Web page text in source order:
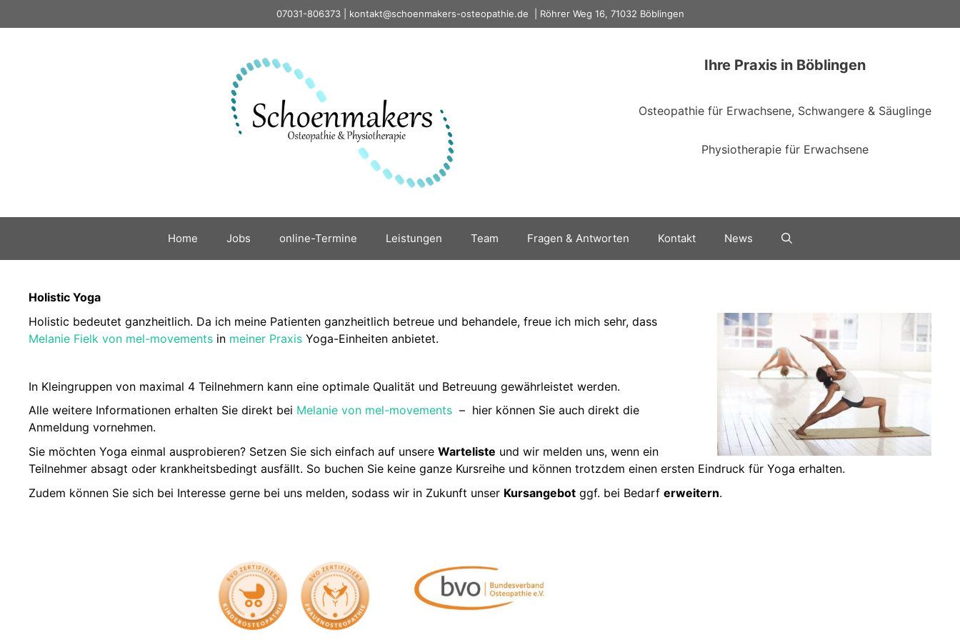
Inhalt
07031-806373| kontakt@schoenmakers-osteopathie.de Röhrer Weg 16, 71032 Böblingen
Ihre Praxis in Böblingen
Osteopathie für Erwachsene, Schwangere & Säuglinge
Physiotherapie für Erwachsene
Home Jobs online-Termine Leistungen Team Fragen & Antworten Kontakt News
Holistic Yoga
Holistic bedeutet ganzheitlich. Da ich meine Patienten ganzheitlich betreue und behandele, freue ich mich sehr, dass
Melanie Fielk von mel-movements in meiner Praxis Yoga-Einheiten anbietet.
In Kleingruppen von maximal 4 Teilnehmern kann eine optimale Qualität und Betreuung gewährleistet werden.
Alle weitere Informationen erhalten Sie direkt bei Melanie von mel-movements – hier können Sie auch direkt die
Anmeldung vornehmen.
Sie möchten Yoga einmal ausprobieren? Setzen Sie sich einfach auf unsere Warteliste und wir melden uns, wenn ein
Teilnehmer absagt oder krankheitsbedingt ausfällt. So buchen Sie keine ganze Kursreihe und können trotzdem einen ersten Eindruck für Yoga erhalten.
Zudem können Sie sich bei Interesse gerne bei uns melden, sodass wir in Zukunft unser Kursangebot ggf. bei Bedarf erweitern.